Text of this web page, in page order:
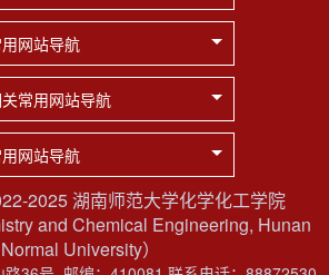
网站导航
常用网站导航
网站导航
2025 湖南师范大学化学化工学院
and Chemical Engineering, Hunan
Normal University）